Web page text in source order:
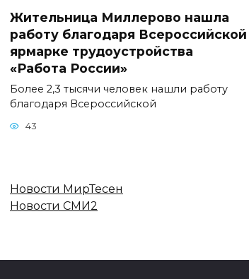
Жительница Миллерово нашла
работу благодаря Всероссийской
ярмарке трудоустройства
«Работа России»
Более 2,3 тысячи человек нашли работу
благодаря Всероссийской
43
Новости МирТесен
Новости СМИ2